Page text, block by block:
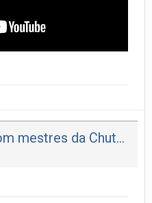
Entrevista histórica com mestres da Chute Boxe!!!